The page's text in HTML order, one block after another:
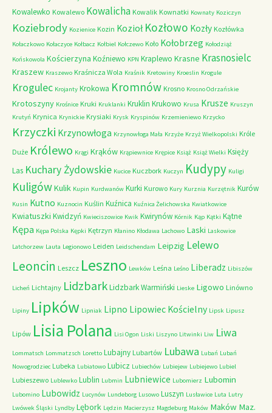
Kowalewko Kowalewo Kowalicha Kowalik Kownatki Kownaty Koziczyn
Koziebrody Kozienice Kozin Kozioł Kozłowo Kozły Kozłówka
Kołaczkowo Kołaczyce Kołbacz Kołbiel Kołczewo Koło Kołobrzeg Kołodziąż
Końskowola Kościerzyna Koźniewo KPN Kraplewo Krasne Krasnosielc
Kraszew Kraszewo Kraśnicza Wola Kraśnik Kretowiny Kroeslin Krogule
Krogulec Krojanty Krokowa Kromnów Krosno Krosno Odrzańskie
Krotoszyny Krośnice Kruki Kruklanki Kruklin Krukowo Krusa Krusze Kruszyn
Krutyń Krynica Krynickie Krysiaki Krysk Kryspinów Krzemieniewo Krzycko
Krzyczki Krzynowłoga Krzynowłoga Mała Krzyże Krzyż Wielkopolski Króle
Duże Królewo Krągi Krąków Krąpiewnice Krępice Książ Książ Wielki Księży
Las Kuchary Żydowskie Kucice Kuczbork Kuczyn Kudypy Kuligi
KuligówKulik Kupin Kurdwanów Kurki Kurowo Kury Kurznia Kurzętnik Kurów
Kusin Kutno Kuznocin Kuślin Kuźnica Kuźnica Żelichowska Kwiatkowice
Kwiatuszki Kwidzyń Kwieciszowice Kwik Kwirynów Kórnik Kąp Kątki Kątne
Kępa Kępa Polska Kępki Kętrzyn Kłanino Kłodawa Lachowo Laski Laskowice
Latchorzew Lauta Legionowo Leiden Leidschendam Leipzig Lelewo
Leoncin Leszcz Leszno Lewków Leśna Leśno Liberadz Libiszów
Licheń Lichtajny LidzbarkLidzbark Warmiński Lieske Ligowo Linówno
Lipiny Lipków Lipniak Lipno Lipowiec Kościelny Lipsk Lipusz
Lipów Lisia Polana Lisi Ogon Liski Liszyno Litwinki Liw Liwa
Lommatsch Lommatzsch Loretto Lubajny Lubartów Lubawa Lubań Lubań
Nowogrodziec Lubeka Lubiatowo Lubicz Lubiechów Lubiejew Lubiejewo Lubiel
Lubieszewo Lublewko Lublin Lubmin Lubniewice Lubomierz Lubomin
Lubomino Lubowidz Lucynów Lundeborg Lusowo Luszyn Lusławice Luta Lutry
Lwówek Śląski Lyndby Lębork Lędzin Macierzysz Magdeburg Maków Maków Maz.